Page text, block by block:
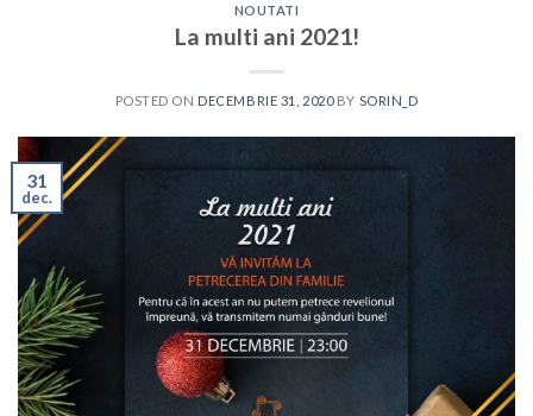
NOUTATI
La multi ani 2021!
POSTED ON DECEMBRIE 31, 2020BY SORIN_D
31
dec.